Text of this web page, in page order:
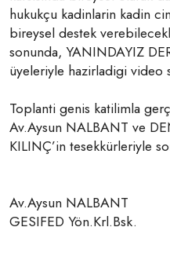
hukukçu kadinlarin kadin
bireysel destek
sonunda, YANINDAYIZ
üyeleriyle hazirladigi video
Toplanti genis katilimla
Av.Aysun NALBANT ve
KILINÇ’in tesekkürleriyle
Av.Aysun NALBANT
GESIFED Yön.Krl.Bsk.